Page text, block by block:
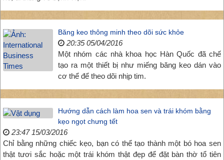
Băng keo thông minh theo dõi sức khỏe
20:35 05/04/2016
Một nhóm các nhà khoa học Hàn Quốc đã chế
tạo ra một thiết bị như miếng băng keo dán vào
cơ thể để theo dõi nhịp tim.
Hướng dẫn cách làm hoa sen và trái khóm bằng
kẹo ngọt chưng tết
23:47 15/03/2016
Chỉ bằng những chiếc kẹo, bạn có thể tạo thành một bó hoa sen
thật tươi sắc hoặc một trái khóm thật đẹp để đặt bàn thờ tổ tiên